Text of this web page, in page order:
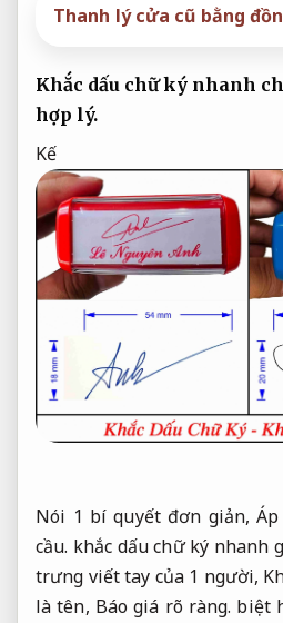
Thanh lý cửa cũ bằng
Khắc dấu chữ ký nhanh
hợp lý.
Kế
Nói 1 bí quyết đơn giản,
cầu. khắc dấu chữ ký nhanh
trưng viết tay của 1 người,
là tên, Báo giá rõ ràng. biệt